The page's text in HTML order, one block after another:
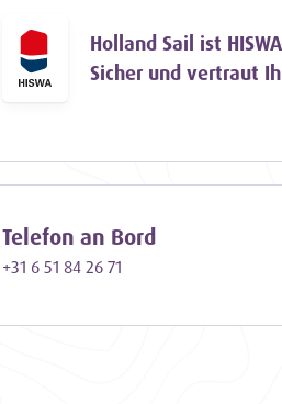
vor allem gutes Segelschiff
Harlingen aus, bereit für
Diese Besonderheit ermöglicht es,
für Abkühlung und ein angenehmes
gesamte Schiff mit einer
Holland Sail ist
Sicher und vertraut
Telefon an Bord
+31 6 51 84 26 71